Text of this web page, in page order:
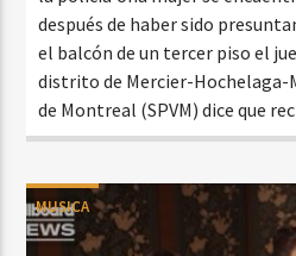
después de haber sido
el balcón de un tercer piso el
distrito de Mercier-Hochelaga-
de Montreal (SPVM) dice que
MUSICA